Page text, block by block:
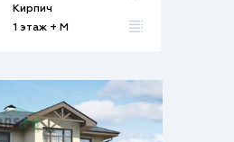
Кирпич
1 этаж + М